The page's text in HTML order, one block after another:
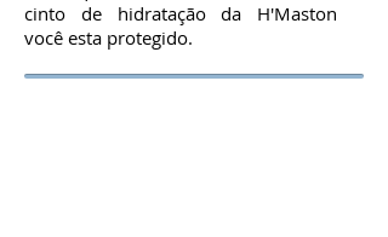
cinto de hidratação da H'Maston
você esta protegido.